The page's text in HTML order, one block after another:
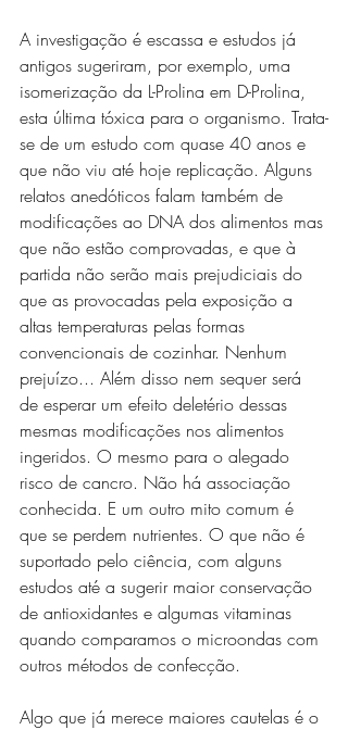
A investigação é escassa e estudos já
antigos sugeriram, por exemplo, uma
isomerização da L-Prolina em D-Prolina,
esta última tóxica para o organismo. Trata-
se de um estudo com quase 40 anos e
que não viu até hoje replicação. Alguns
relatos anedóticos falam também de
modificações ao DNA dos alimentos mas
que não estão comprovadas, e que à
partida não serão mais prejudiciais do
que as provocadas pela exposição a
altas temperaturas pelas formas
convencionais de cozinhar. Nenhum
prejuízo... Além disso nem sequer será
de esperar um efeito deletério dessas
mesmas modificações nos alimentos
ingeridos. O mesmo para o alegado
risco de cancro. Não há associação
conhecida. E um outro mito comum é
que se perdem nutrientes. O que não é
suportado pelo ciência, com alguns
estudos até a sugerir maior conservação
de antioxidantes e algumas vitaminas
quando comparamos o microondas com
outros métodos de confecção.
Algo que já merece maiores cautelas é o